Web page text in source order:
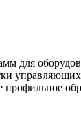
для